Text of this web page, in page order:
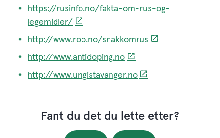
https://rusinfo.no/fakta-om-rus-og-
legemidler/
http://www.rop.no/snakkomrus
http://www.antidoping.no
http://www.ungistavanger.no
Fant du det du lette etter?